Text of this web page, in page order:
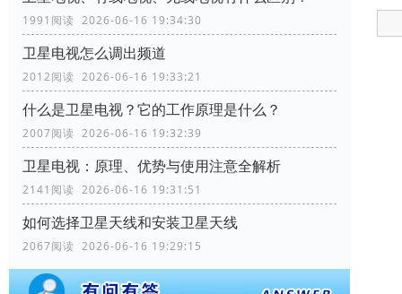
1991阅读 2026-06-16 19:34:30
卫星电视怎么调出频道
2012阅读 2026-06-16 19:33:21
什么是卫星电视？它的工作原理是什么？
2007阅读 2026-06-16 19:32:39
卫星电视：原理、优势与使用注意全解析
2141阅读 2026-06-16 19:31:51
如何选择卫星天线和安装卫星天线
2067阅读 2026-06-16 19:29:15